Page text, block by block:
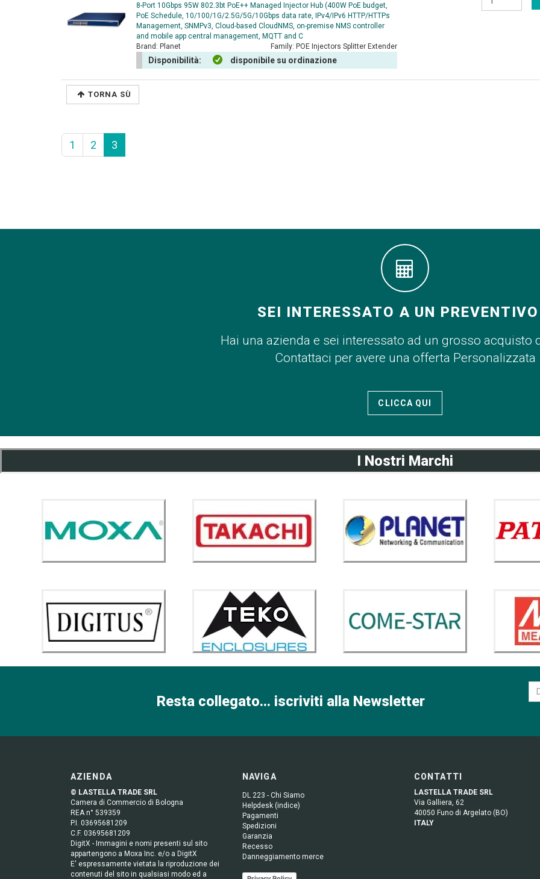
8-Port 10Gbps 95W 802.3bt PoE++ Managed Injector Hub (400W PoE budget,
PoE Schedule, 10/100/1G/2.5G/5G/10Gbps data rate, IPv4/IPv6 HTTP/HTTPs
Management, SNMPv3, Cloud-based CloudNMS, on-premise NMS controller
and mobile app central management, MQTT and C
Brand: Planet Family: POE Injectors Splitter Extender
Disponibilità: disponibile su ordinazione
TORNA SÙ
1 2 3
SEI INTERESSATO A UN
Hai una azienda e sei interessato ad un grosso acquisto
Contattaci per avere una offerta Personalizzata
CLICCA QUI
I Nostri Marchi
Resta collegato... iscriviti alla Newsletter
AZIENDA
© LASTELLA TRADE SRL
Camera di Commercio di Bologna
REA n° 539359
P.I. 03695681209
C.F. 03695681209
DigitX - Immagini e nomi presenti sul sito
appartengono a Moxa Inc. e/o a DigitX
E' espressamente vietata la riproduzione dei
contenuti del sito in qualsiasi modo ed a
NAVIGA
DL 223 - Chi Siamo
Helpdesk (indice)
Pagamenti
Spedizioni
Garanzia
Recesso
Danneggiamento merce
CONTATTI
LASTELLA TRADE SRL
Via Galliera, 62
40050 Funo di Argelato (BO)
ITALY